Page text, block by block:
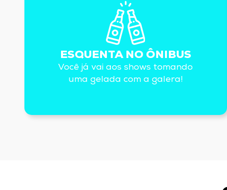
ESQUENTA NO ÔNIBUS
Você já vai aos shows tomando
uma gelada com a galera!